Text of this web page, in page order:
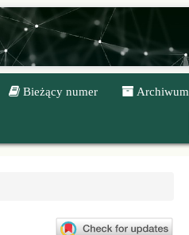
Bieżący numer Archiwum